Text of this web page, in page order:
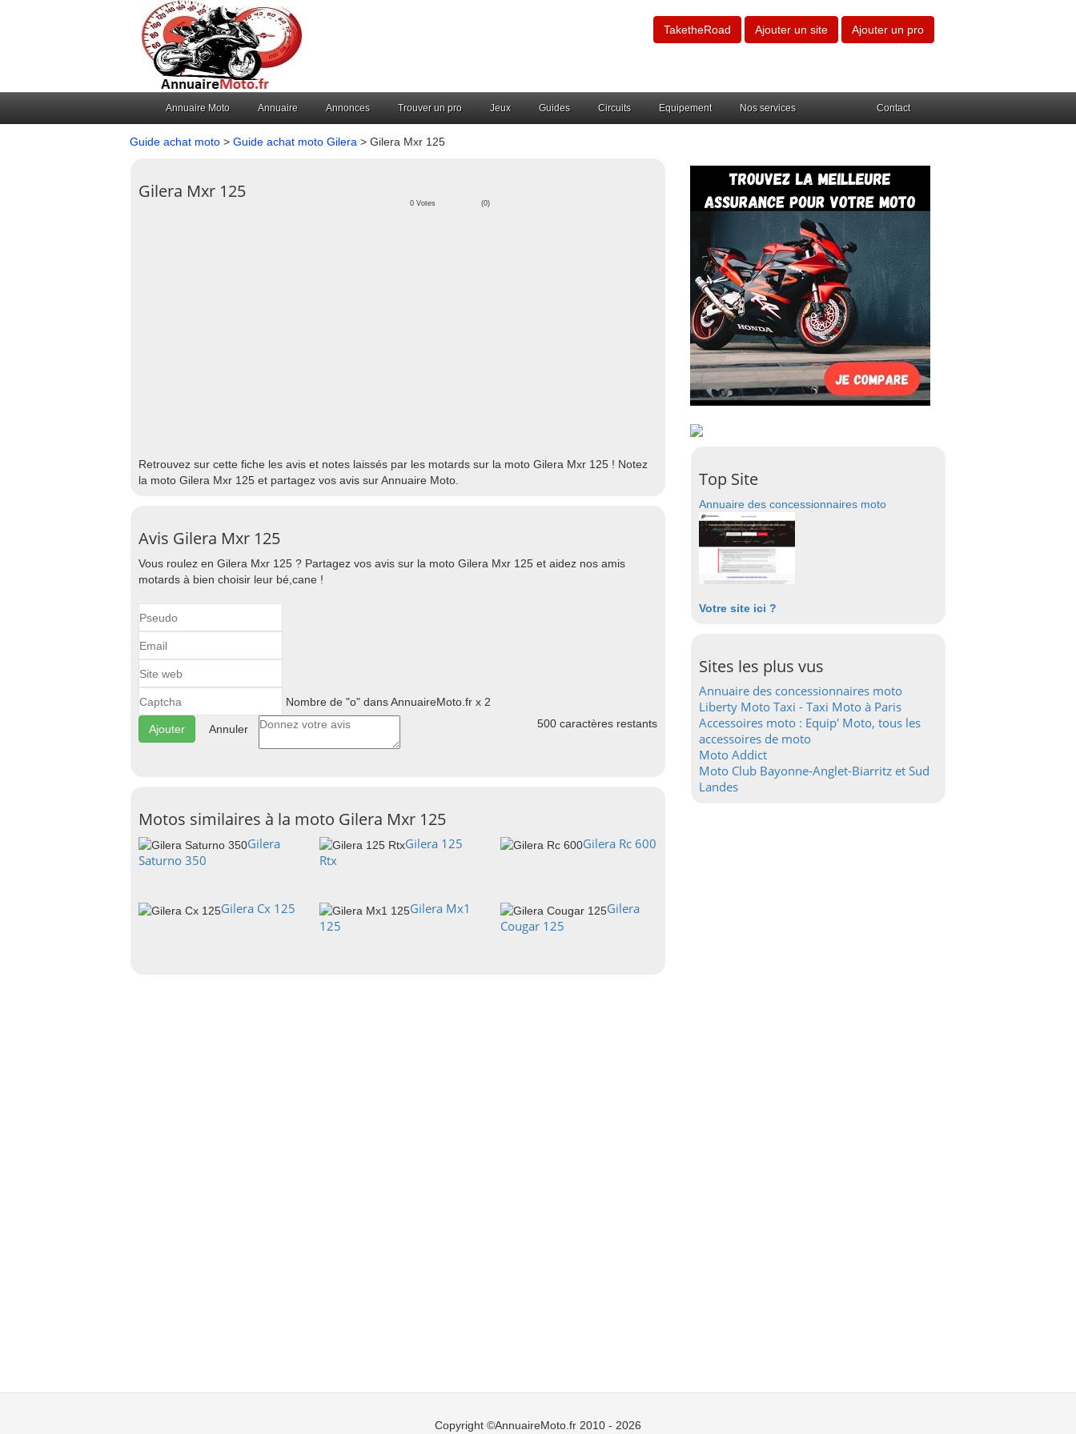
TaketheRoad Ajouter un site Ajouter un pro
Annuaire Moto Annuaire Annonces Trouver un pro Jeux Guides Circuits Equipement Nos services Contact
Guide achat moto > Guide achat moto Gilera > Gilera Mxr 125
Gilera Mxr 125
0 Votes (0)
Retrouvez sur cette fiche les avis et notes laissés par les motards sur la moto Gilera Mxr 125 ! Notez
la moto Gilera Mxr 125 et partagez vos avis sur Annuaire Moto.
Avis Gilera Mxr 125
Vous roulez en Gilera Mxr 125 ? Partagez vos avis sur la moto Gilera Mxr 125 et aidez nos amis
motards à bien choisir leur bé,cane !
Nombre de "o" dans AnnuaireMoto.fr x 2
Annuler 500 caractères restants
Motos similaires à la moto Gilera Mxr 125
Gilera
Saturno 350
Gilera 125
Rtx
Gilera Rc 600
Gilera Cx 125
Gilera Mx1
125
Gilera
Cougar 125
Top Site
Annuaire des concessionnaires moto
Votre site ici ?
Sites les plus vus
Annuaire des concessionnaires moto
Liberty Moto Taxi - Taxi Moto à Paris
Accessoires moto : Equip' Moto, tous les
accessoires de moto
Moto Addict
Moto Club Bayonne-Anglet-Biarritz et Sud
Landes
Copyright ©AnnuaireMoto.fr 2010 - 2026